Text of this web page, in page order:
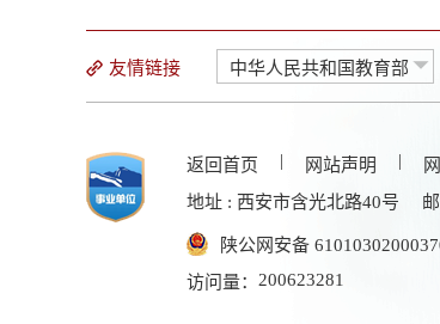
友情链接 中华人民共和国教育部
返回首页 | 网站声明 |
地址 : 西安市含光北路40号
陕公网安备
访问量： 200623281